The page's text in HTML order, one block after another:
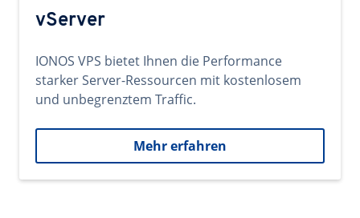
vServer
IONOS VPS bietet Ihnen die Performance
starker Server-Ressourcen mit kostenlosem
und unbegrenztem Traffic.
Mehr erfahren